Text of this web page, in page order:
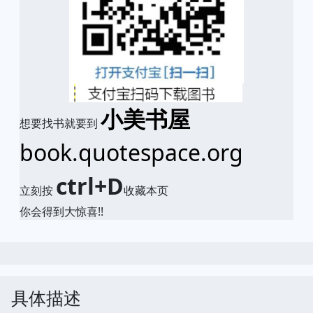
想要找书就要到 小美书屋
book.quotespace.org
立刻按 ctrl+D收藏本页
你会得到大惊喜!!
具体描述